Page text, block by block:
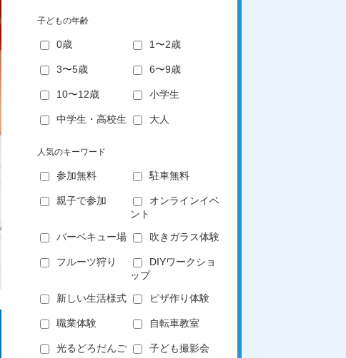
子どもの年齢
0歳 1〜2歳
3〜5歳 6〜9歳
10〜12歳 小学生
中学生・高校生 大人
人気のキーワード
参加無料 駐車無料
親子で参加
オンラインイベ
ント
バーベキュー場 吹きガラス体験
フルーツ狩り
DIYワークショ
ップ
新しい生活様式 ピザ作り体験
職業体験 自転車教室
光るどろだんご 子ども撮影会